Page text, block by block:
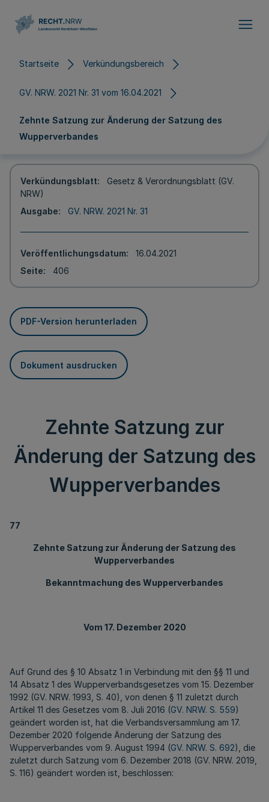
Startseite Verkündungsbereich
GV. NRW. 2021 Nr. 31 vom 16.04.2021
Zehnte Satzung zur Änderung der Satzung des
Wupperverbandes
Verkündungsblatt
Gesetz & Verordnungsblatt (GV.
NRW)
Ausgabe
GV. NRW. 2021 Nr. 31
Veröffentlichungsdatum
16.04.2021
Seite
406
PDF-Version herunterladen
Dokument ausdrucken
Zehnte Satzung zur
Änderung der Satzung des
Wupperverbandes
77
Zehnte Satzung zur Änderung der Satzung des
Wupperverbandes
Bekanntmachung des Wupperverbandes
Vom 17. Dezember 2020
Auf Grund des § 10 Absatz 1 in Verbindung mit den §§ 11 und
14 Absatz 1 des Wupperverbandsgesetzes vom 15. Dezember
1992 (GV. NRW. 1993, S. 40), von denen § 11 zuletzt durch
Artikel 11 des Gesetzes vom 8. Juli 2016 (GV. NRW. S. 559)
geändert worden ist, hat die Verbandsversammlung am 17.
Dezember 2020 folgende Änderung der Satzung des
Wupperverbandes vom 9. August 1994 (GV. NRW. S. 692), die
zuletzt durch Satzung vom 6. Dezember 2018 (GV. NRW. 2019,
S. 116) geändert worden ist, beschlossen: